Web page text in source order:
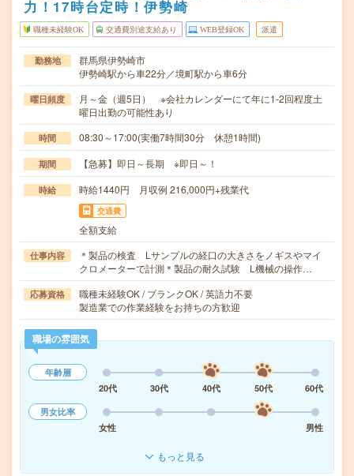
力！17時台定時！伊勢崎
職種未経験OK 交通費別途支給あり WEB登録OK 派遣
勤務地
群馬県伊勢崎市
伊勢崎駅から車22分／境町駅から車6分
曜日頻度
月～金（週5日） ※会社カレンダーにて年に1-2回程度土
曜日出勤の可能性あり
時間 08:30～17:00(実働7時間30分 休憩1時間)
期間 【急募】即日～長期 ※即日～！
時給 時給1440円 月収例 216,000円+残業代
交通費
全額支給
仕事内容
＊製品の検査 Lサンプルの経口の大きさをノギスやマイ
クロメーターで計測＊製品の耐久試験 L機械の操作…
応募資格
職種未経験OK / ブランクOK / 英語力不要
製造業での作業経験をお持ちの方歓迎
職場の雰囲気
年齢層
20代
30代 40代 50代
60代
男女比率
女性
男性
もっと見る